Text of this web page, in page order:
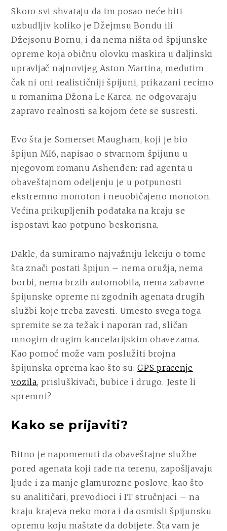
Skoro svi shvataju da im posao neće biti
uzbudljiv koliko je Džejmsu Bondu ili
Džejsonu Bornu, i da nema ništa od špijunske
opreme koja običnu olovku maskira u daljinski
upravljač najnovijeg Aston Martina, međutim
čak ni oni realističniji špijuni, prikazani recimo
u romanima Džona Le Karea, ne odgovaraju
zapravo realnosti sa kojom ćete se susresti.
Evo šta je Somerset Maugham, koji je bio
špijun MI6, napisao o stvarnom špijunu u
njegovom romanu Ashenden: rad agenta u
obaveštajnom odeljenju je u potpunosti
ekstremno monoton i neuobičajeno monoton.
Većina prikupljenih podataka na kraju se
ispostavi kao potpuno beskorisna.
Dakle, da sumiramo najvažniju lekciju o tome
šta znači postati špijun – nema oružja, nema
borbi, nema brzih automobila, nema zabavne
špijunske opreme ni zgodnih agenata drugih
službi koje treba zavesti. Umesto svega toga
spremite se za težak i naporan rad, sličan
mnogim drugim kancelarijskim obavezama.
Kao pomoć može vam poslužiti brojna
špijunska oprema kao što su:GPS pracenje
vozila, prisluškivači, bubice i drugo. Jeste li
spremni?
Kako se prijaviti?
Bitno je napomenuti da obaveštajne službe
pored agenata koji rade na terenu, zapošljavaju
ljude i za manje glamurozne poslove, kao što
su analitičari, prevodioci i IT stručnjaci – na
kraju krajeva neko mora i da osmisli špijunsku
opremu koju maštate da dobijete. Šta vam je